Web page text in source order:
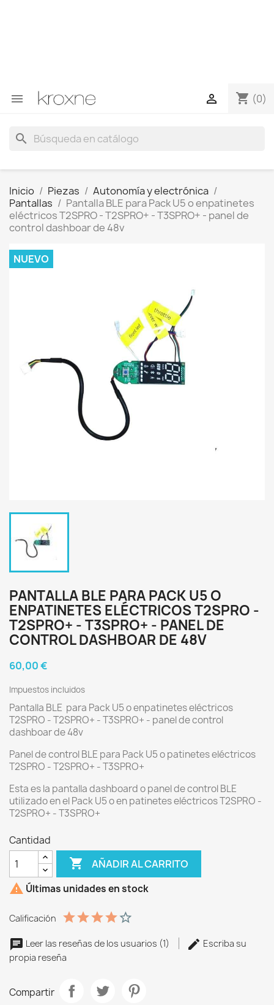
 shopping_cart (0)

search
Inicio Piezas
Autonomía y electrónica
Pantallas
Pantalla BLE para Pack U5 o enpatinetes
eléctricos T2SPRO - T2SPRO+ - T3SPRO+ - panel de
control dashboar de 48v
NUEVO
PANTALLA BLE PARA PACK U5 O
ENPATINETES ELÉCTRICOS T2SPRO -
T2SPRO+ - T3SPRO+ - PANEL DE
CONTROL DASHBOAR DE 48V
60,00 €
Impuestos incluidos
Pantalla BLE para Pack U5 o enpatinetes eléctricos
T2SPRO - T2SPRO+ - T3SPRO+ - panel de control
dashboar de 48v
Panel de control BLE para Pack U5 o patinetes eléctricos
T2SPRO - T2SPRO+ - T3SPRO+
Esta es la pantalla dashboard o panel de control BLE
utilizado en el Pack U5 o en patinetes eléctricos T2SPRO -
T2SPRO+ - T3SPRO+
Cantidad
 AÑADIR AL CARRITO
 Últimas unidades en stock
Calificación
Leer las reseñas de los usuarios (1)
Escriba su
propia reseña
Compartir